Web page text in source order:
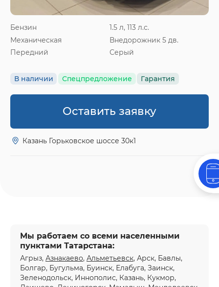
Бензин
1.5 л, 113 л.с.
Механическая
Внедорожник 5 дв.
Передний
Серый
В наличии Спецпредложение Гарантия
Оставить заявку
Казань Горьковское шоссе 30к1
Мы работаем со всеми населенными
пунктами Татарстана:
Агрыз, Азнакаево, Альметьевск, Арск, Бавлы,
Болгар, Бугульма, Буинск, Елабуга, Заинск,
Зеленодольск, Иннополис, Казань, Кукмор,